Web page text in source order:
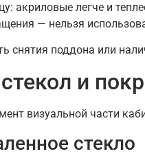
акриловые легче и
— нельзя
снятия поддона или
и
визуальной части
стекло